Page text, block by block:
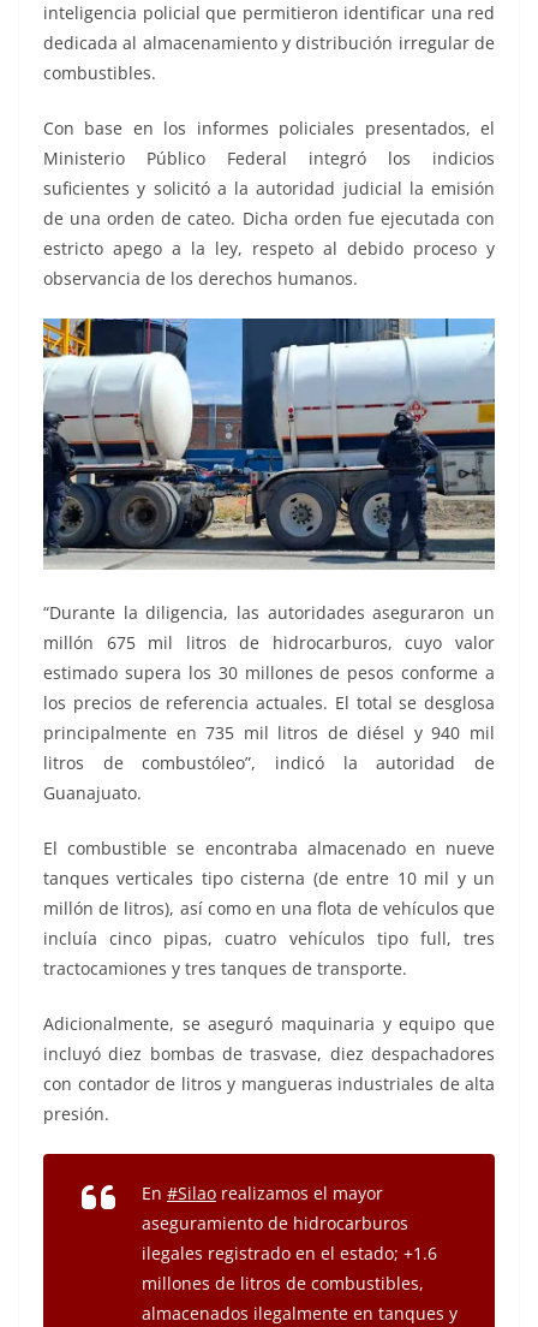
inteligencia policial que permitieron identificar una red
dedicada al almacenamiento y distribución irregular de
combustibles.
Con base en los informes policiales presentados, el
Ministerio Público Federal integró los indicios
suficientes y solicitó a la autoridad judicial la emisión
de una orden de cateo. Dicha orden fue ejecutada con
estricto apego a la ley, respeto al debido proceso y
observancia de los derechos humanos.
“Durante la diligencia, las autoridades aseguraron un
millón 675 mil litros de hidrocarburos, cuyo valor
estimado supera los 30 millones de pesos conforme a
los precios de referencia actuales. El total se desglosa
principalmente en 735 mil litros de diésel y 940 mil
litros de combustóleo”, indicó la autoridad de
Guanajuato.
El combustible se encontraba almacenado en nueve
tanques verticales tipo cisterna (de entre 10 mil y un
millón de litros), así como en una flota de vehículos que
incluía cinco pipas, cuatro vehículos tipo full, tres
tractocamiones y tres tanques de transporte.
Adicionalmente, se aseguró maquinaria y equipo que
incluyó diez bombas de trasvase, diez despachadores
con contador de litros y mangueras industriales de alta
presión.
En #Silao realizamos el mayor
aseguramiento de hidrocarburos
ilegales registrado en el estado; +1.6
millones de litros de combustibles,
almacenados ilegalmente en tanques y